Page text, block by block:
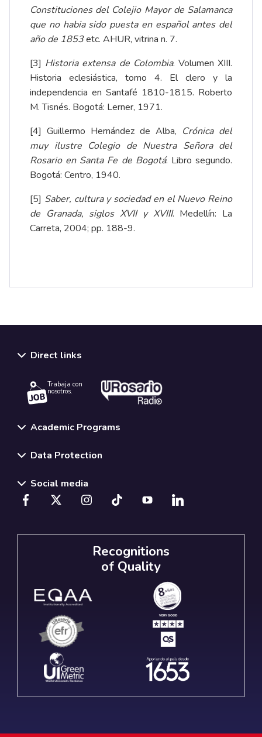
Constituciones del Colejio Mayor de Salamanca
que no habia sido puesta en español antes del
año de 1853etc. AHUR, vitrina n. 7.
[3] Historia extensa de Colombia. Volumen XIII.
Historia eclesiástica, tomo 4. El clero y la
independencia en Santafé 1810-1815. Roberto
M. Tisnés. Bogotá: Lerner, 1971.
[4] Guillermo Hernández de Alba, Crónica del
muy ilustre Colegio de Nuestra Señora del
Rosario en Santa Fe de Bogotá. Libro segundo.
Bogotá: Centro, 1940.
[5] Saber, cultura y sociedad en el Nuevo Reino
de Granada, siglos XVII y XVIII. Medellín: La
Carreta, 2004; pp. 188-9.
Direct links
Trabaja con
nosotros.
Academic Programs
Data Protection
Social media
Recognitions
of Quality